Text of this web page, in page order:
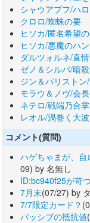
シャウアプフ/ハ
クロロ/蜘蛛の要
ヒソカ/匿名希望
ヒソカ/悪魔のハ
ダルツォルネ/直
ゼノ＆シルバ/暗
ジン＆パリスト
モラウ＆ノヴ/会
ネテロ/戦端乃合掌
レオル/渦巻く大波
コメント(質問)
ハゲちゃまが、
09) by 名無し
ID:bc940f25が苛
7月末(07/27) by
7/7限定カード？
パッシブの抵抗値